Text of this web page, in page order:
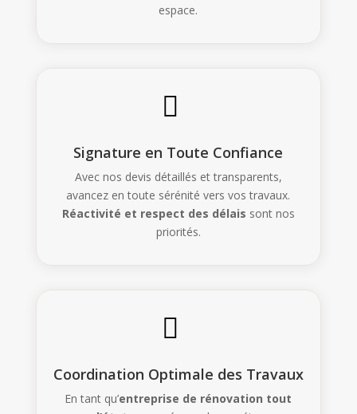
espace.

Signature en Toute Confiance
Avec nos devis détaillés et transparents,
avancez en toute sérénité vers vos travaux.
Réactivité et respect des délais sont nos
priorités.

Coordination Optimale des Travaux
En tant qu’entreprise de rénovation tout